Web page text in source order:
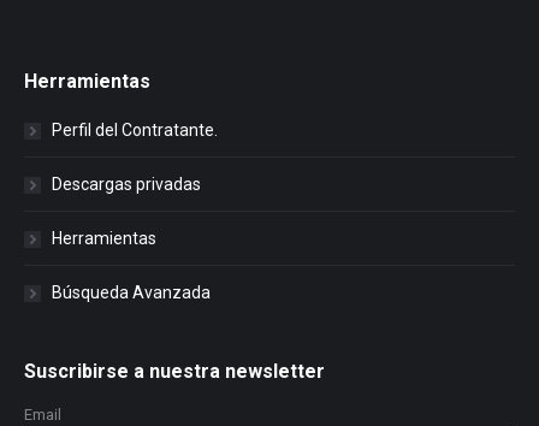
Herramientas
Perfil del Contratante.
Descargas privadas
Herramientas
Búsqueda Avanzada
Suscribirse a nuestra newsletter
Email